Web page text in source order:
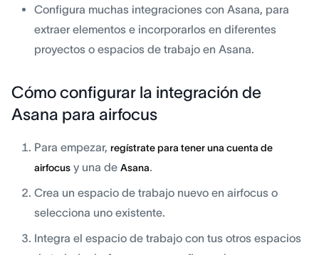
Configura muchas integraciones con Asana, para
extraer elementos e incorporarlos en diferentes
proyectos o espacios de trabajo en Asana.
Cómo configurar la integración de
Asana para airfocus
Para empezar, regístrate para tener una cuenta de
airfocus y una de Asana.
Crea un espacio de trabajo nuevo en airfocus o
selecciona uno existente.
Integra el espacio de trabajo con tus otros espacios